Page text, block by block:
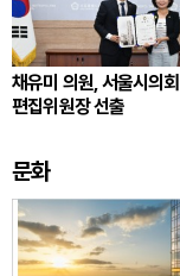
채유미 의원, 서울시의
편집위원장 선출
문화